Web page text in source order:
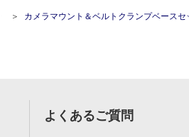
カメラマウント＆ベルトクランプベースセット ショートアーム φ25.4-53.3mm対応 1イン
よくあるご質問